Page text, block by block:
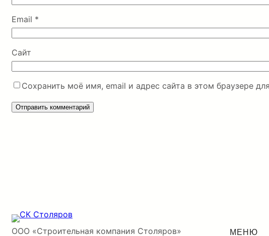
Email *
Сайт
Сохранить моё имя, email и адрес сайта в этом браузере
ООО «Строительная компания Столяров» МЕНЮ